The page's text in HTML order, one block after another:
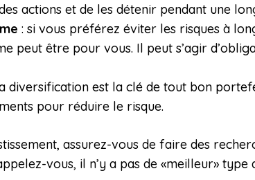
actions et de les détenir pendant une
: si vous préférez éviter les risques à
peut être pour vous. Il peut s’agir
diversification est la clé de tout bon
pour réduire le risque.
assurez-vous de faire des
vous, il n’y a pas de «meilleur»